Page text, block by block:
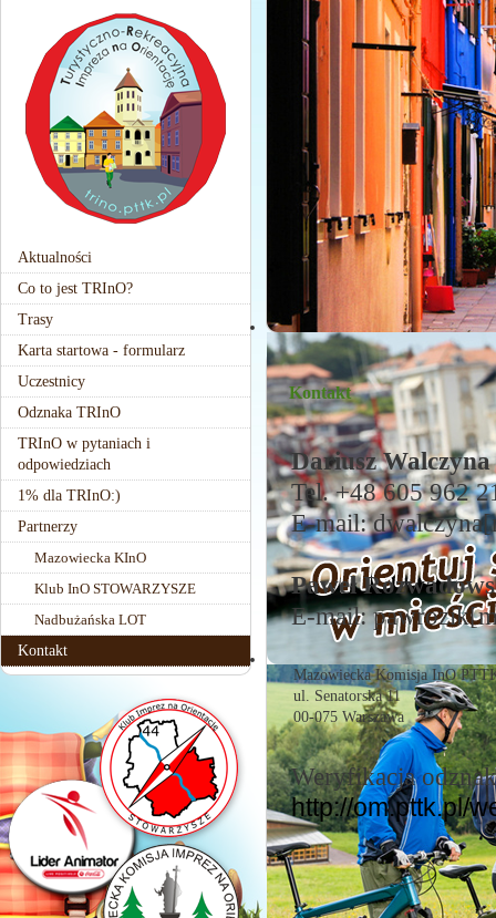
Aktualności
Co to jest TRInO?
Trasy
Karta startowa - formularz
Uczestnicy
Odznaka TRInO
TRInO w pytaniach i
odpowiedziach
1% dla TRInO:)
Partnerzy
Mazowiecka KInO
Klub InO STOWARZYSZE
Nadbużańska LOT
Kontakt
Kontakt
Dariusz Walczyna
Tel. +48 605 962
E-mail:
Paweł
E-mail:
Mazowiecka Komisja InO
ul. Senatorska 11
00-075 Warszawa
Weryfikacja
http://om.pttk.pl/